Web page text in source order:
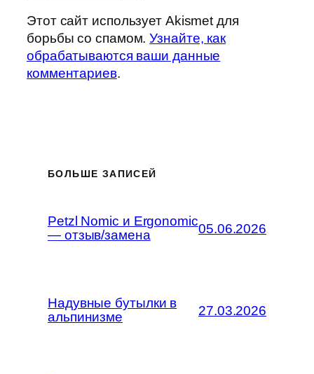
Этот сайт использует Akismet для
борьбы со спамом.Узнайте, как
обрабатываются ваши данные
комментариев.
БОЛЬШЕ ЗАПИСЕЙ
Petzl Nomic и Ergonomic
— отзыв/замена
05.06.2026
Надувные бутылки в
альпинизме
27.03.2026